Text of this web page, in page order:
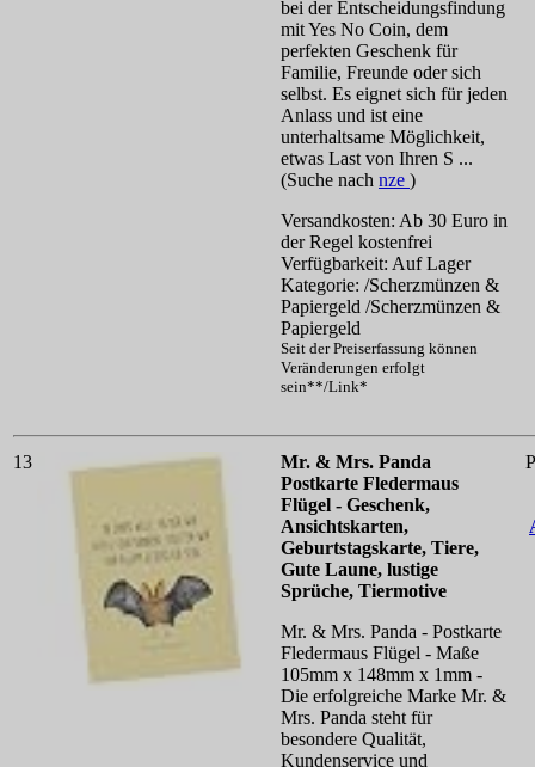
bei der Entscheidungsfindung
mit Yes No Coin, dem
perfekten Geschenk für
Familie, Freunde oder sich
selbst. Es eignet sich für jeden
Anlass und ist eine
unterhaltsame Möglichkeit,
etwas Last von Ihren S ...
(Suche nach nze )
Versandkosten: Ab 30 Euro in
der Regel kostenfrei
Verfügbarkeit: Auf Lager
Kategorie: /Scherzmünzen &
Papiergeld /Scherzmünzen &
Papiergeld
Seit der Preiserfassung können
Veränderungen erfolgt
sein**/Link*
13
Mr. & Mrs. Panda
Postkarte Fledermaus
Flügel - Geschenk,
Ansichtskarten,
Geburtstagskarte, Tiere,
Gute Laune, lustige
Sprüche, Tiermotive
Mr. & Mrs. Panda - Postkarte
Fledermaus Flügel - Maße
105mm x 148mm x 1mm -
Die erfolgreiche Marke Mr. &
Mrs. Panda steht für
besondere Qualität,
Kundenservice und